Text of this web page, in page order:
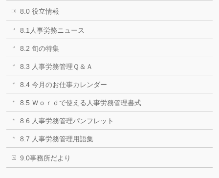
8.0 役立情報
8.1人事労務ニュース
8.2 旬の特集
8.3 人事労務管理Ｑ＆Ａ
8.4 今月のお仕事カレンダー
8.5 Ｗｏｒｄで使える人事労務管理書式
8.6 人事労務管理パンフレット
8.7 人事労務管理用語集
9.0事務所だより